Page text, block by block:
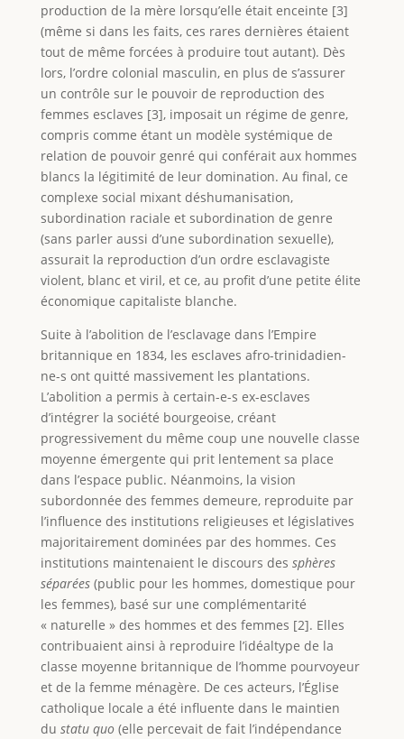
production de la mère lorsqu’elle était enceinte [3]
(même si dans les faits, ces rares dernières étaient
tout de même forcées à produire tout autant). Dès
lors, l’ordre colonial masculin, en plus de s’assurer
un contrôle sur le pouvoir de reproduction des
femmes esclaves [3], imposait un régime de genre,
compris comme étant un modèle systémique de
relation de pouvoir genré qui conférait aux hommes
blancs la légitimité de leur domination. Au final, ce
complexe social mixant déshumanisation,
subordination raciale et subordination de genre
(sans parler aussi d’une subordination sexuelle),
assurait la reproduction d’un ordre esclavagiste
violent, blanc et viril, et ce, au profit d’une petite élite
économique capitaliste blanche.
Suite à l’abolition de l’esclavage dans l’Empire
britannique en 1834, les esclaves afro-trinidadien-
ne-s ont quitté massivement les plantations.
L’abolition a permis à certain-e-s ex-esclaves
d’intégrer la société bourgeoise, créant
progressivement du même coup une nouvelle classe
moyenne émergente qui prit lentement sa place
dans l’espace public. Néanmoins, la vision
subordonnée des femmes demeure, reproduite par
l’influence des institutions religieuses et législatives
majoritairement dominées par des hommes. Ces
institutions maintenaient le discours des sphères
séparées(public pour les hommes, domestique pour
les femmes), basé sur une complémentarité
« naturelle » des hommes et des femmes [2]. Elles
contribuaient ainsi à reproduire l’idéaltype de la
classe moyenne britannique de l’homme pourvoyeur
et de la femme ménagère. De ces acteurs, l’Église
catholique locale a été influente dans le maintien
du statu quo(elle percevait de fait l’indépendance